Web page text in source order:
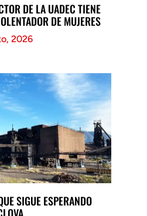
DE LA UADEC TIENE
DE MUJERES
2026
SIGUE ESPERANDO